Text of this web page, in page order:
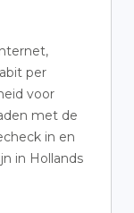
per
voor
met de
in en
in Hollands